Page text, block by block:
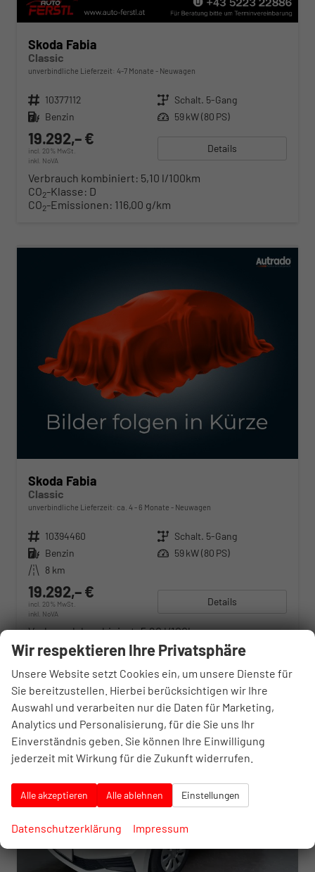
Skoda Fabia
Classic
unverbindliche Lieferzeit: 4-7 Monate Neuwagen
Fahrzeugnr. 10377112 Getriebe Schalt. 5-Gang
Kraftstoff Benzin Leistung 59 kW (80 PS)
19.292,– €
incl. 20% MwSt.
inkl. NoVA
Details
Verbrauch kombiniert: 5,10 l/100km
CO2-Klasse: D
CO2-Emissionen: 116,00 g/km
Skoda Fabia
Classic
unverbindliche Lieferzeit: ca. 4 - 6 Monate Neuwagen
Fahrzeugnr. 10394460 Getriebe Schalt. 5-Gang
Kraftstoff Benzin Leistung 59 kW (80 PS)
Kilometerstand 8 km
19.292,– €
incl. 20% MwSt.
inkl. NoVA
Details
Verbrauch kombiniert:5,20 l/100km
CO2-Klasse:D
CO -Emissionen:117,00 g/km
Wir respektieren Ihre Privatsphäre
Unsere Website setzt Cookies ein, um unsere Dienste für
Sie bereitzustellen. Hierbei berücksichtigen wir Ihre
Auswahl und verarbeiten nur die Daten für Marketing,
Analytics und Personalisierung, für die Sie uns Ihr
Einverständnis geben. Sie können Ihre Einwilligung
jederzeit mit Wirkung für die Zukunft widerrufen.
Alle akzeptieren Alle ablehnen Einstellungen
Datenschutzerklärung Impressum